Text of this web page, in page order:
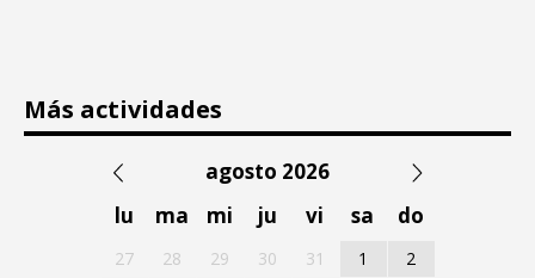
Más actividades
agosto 2026
lu
ma mi ju vi sa do
27 28 29 30 31 1
2